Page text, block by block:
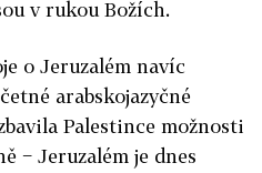
v rukou Božích.
o Jeruzalém navíc
arabskojazyčné
Palestince možnosti
− Jeruzalém je dnes